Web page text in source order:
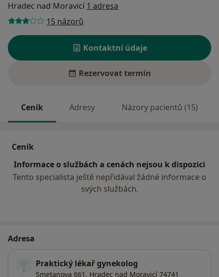
Hradec nad Moravicí 1 adresa
15 názorů
Kontaktní údaje
Rezervovat termín
Ceník Adresy Názory pacientů (15)
Ceník
Informace o službách a cenách nejsou k dispozici
Tento specialista ještě nepřidával žádné informace o
svých službách.
Adresa
Praktický lékař gynekolog
Smetanova 661, Hradec nad Moravicí 74741